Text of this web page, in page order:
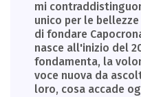
mi
unico per le
di fondare
nasce all'inizio del
fondamenta, la
voce nuova da
loro, cosa accade